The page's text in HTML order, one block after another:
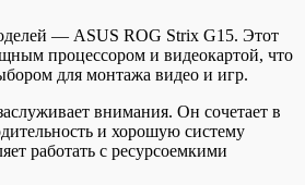
— ASUS ROG Strix G15. Этот
процессором и видеокартой, что
для монтажа видео и игр.
внимания. Он сочетает в
и хорошую систему
работать с ресурсоемкими